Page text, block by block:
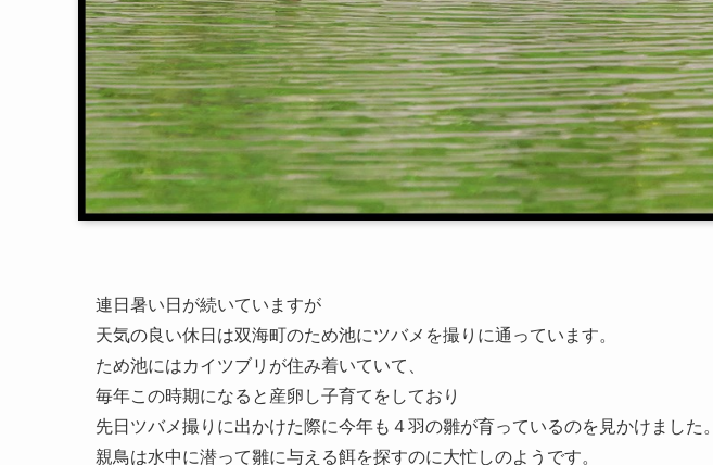
連日暑い日が続いていますが
天気の良い休日は双海町のため池にツバメを撮りに通っています。
ため池にはカイツブリが住み着いていて、
毎年この時期になると産卵し子育てをしており
先日ツバメ撮りに出かけた際に今年も４羽の雛が育っているのを見かけました。
親鳥は水中に潜って雛に与える餌を探すのに大忙しのようです。